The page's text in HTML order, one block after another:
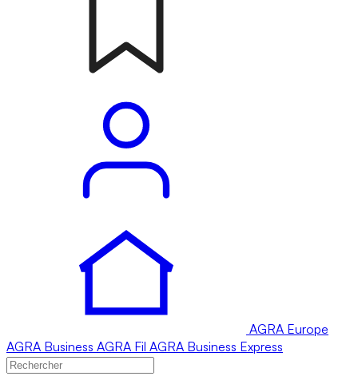
AGRA Europe
AGRA Business AGRA Fil AGRA Business Express